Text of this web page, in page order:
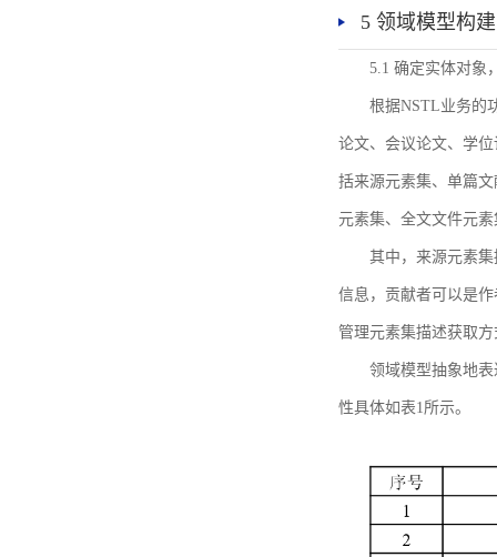
5 领域模型构建
5.1 确定实体对象
根据NSTL业务的
论文、会议论文、学
括来源元素集、单篇
元素集、全文文件元
其中，来源元素
信息，贡献者可以是
管理元素集描述获取
领域模型抽象地
性具体如表1所示。